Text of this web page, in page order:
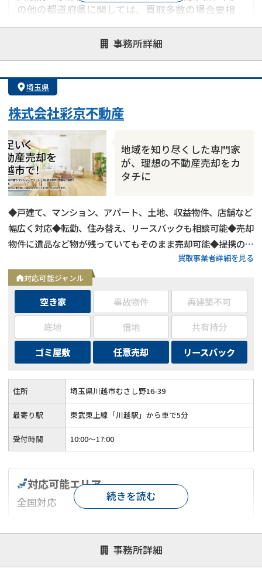
事務所詳細
の他の都道府県に関しては、買取多数の場合要相
業者案件歓迎
埼玉県
株式会社彩京不動産
地域を知り尽くした専門家
が、理想の不動産売却をカ
タチに
◆戸建て、マンション、アパート、土地、収益物件、店舗など
幅広く対応◆転勤、住み替え、リースバックも相談可能◆売却
物件に遺品など物が残っていてもそのまま売却可能◆提携の税
理士、司法書士がいるため、相続、離婚なども相談可能◆埼玉
県および東京都は高価買取
買取事業者詳細を見る
対応可能ジャンル
空き家 事故物件
再建築不可
底地
借地
共有持分
ゴミ屋敷
任意売却 リースバック
住所 埼玉県川越市むさし野16-39
最寄り駅 東武東上線「川越駅」から車で5分
受付時間 10:00〜17:00
事務所詳細
対応可能エリア
全国対応
対応が親身 オンライン面談可能
レスポンスが早い
1億円以上の買取可
続きを読む